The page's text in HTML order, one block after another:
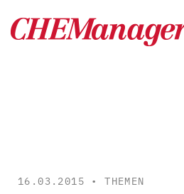
16.03.2015 •THEMEN